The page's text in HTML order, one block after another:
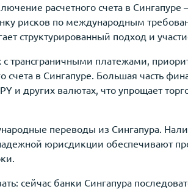
расчетного счета в
рисков по международным
структурированный подход и
трансграничными платежами,
счета в Сингапуре. Большая часть
и других валютах, что упрощает
переводы из Сингапура.
юрисдикции обеспечивают
сейчас банки Сингапура